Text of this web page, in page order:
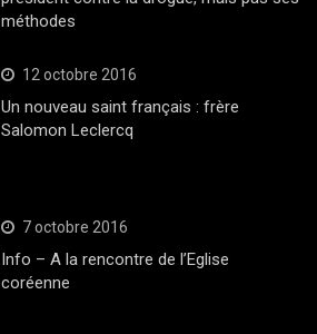
méthodes
12 octobre 2016
Un nouveau saint français : frère
Salomon Leclercq
7 octobre 2016
Info – A la rencontre de l’Eglise
coréenne